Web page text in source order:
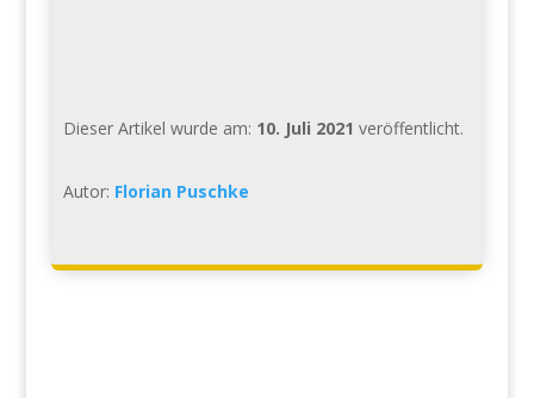
Dieser Artikel wurde am: 10. Juli 2021 veröffentlicht.
Autor: Florian Puschke